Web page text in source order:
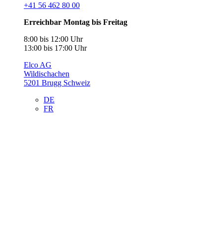
+41 56 462 80 00
Erreichbar Montag bis Freitag
8:00 bis 12:00 Uhr
13:00 bis 17:00 Uhr
Elco AG
Wildischachen
5201 Brugg Schweiz
DE
FR